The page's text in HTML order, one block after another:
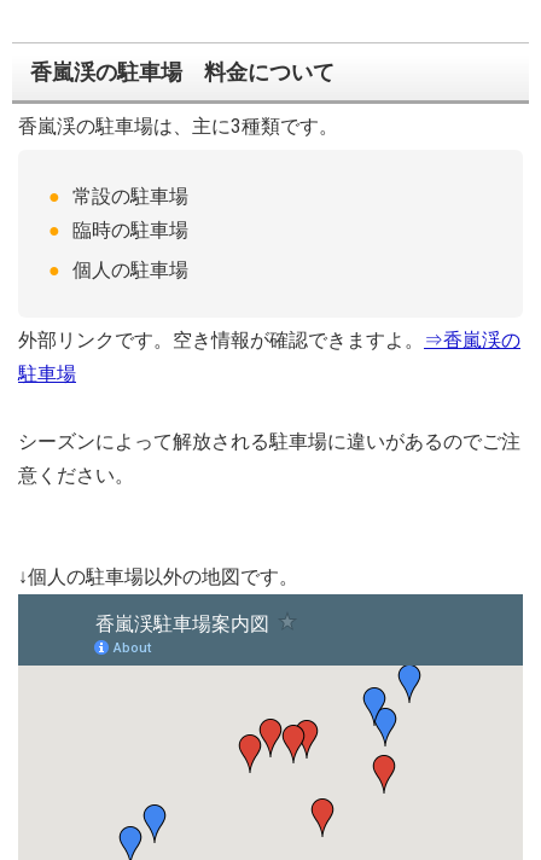
香嵐渓の駐車場 料金について
香嵐渓の駐車場は、主に3種類です。
常設の駐車場
臨時の駐車場
個人の駐車場
外部リンクです。空き情報が確認できますよ。
⇒香嵐渓の
駐車場
シーズンによって解放される駐車場に違いがあるのでご注
意ください。
↓個人の駐車場以外の地図です。